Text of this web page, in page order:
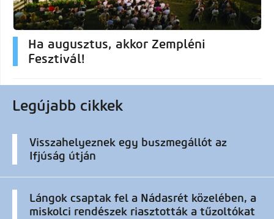
Ha augusztus, akkor Zempléni
Fesztivál!
Legújabb cikkek
Visszahelyeznek egy buszmegállót az
Ifjúság útján
Lángok csaptak fel a Nádasrét közelében, a
miskolci rendészek riasztották a tűzoltókat